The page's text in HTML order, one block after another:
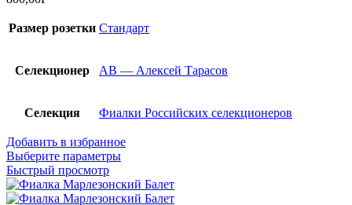
Размер розетки Стандарт
Селекционер АВ — Алексей Тарасов
Селекция Фиалки Российских селекционеров
Добавить в избранное
Выберите параметры
Быстрый просмотр